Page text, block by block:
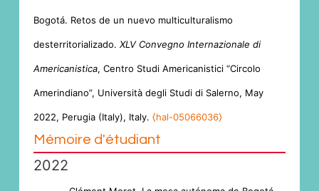
Bogotá. Retos de un nuevo multiculturalismo
desterritorializado. XLV Convegno Internazionale di
Americanistica, Centro Studi Americanistici “Circolo
Amerindiano”, Università degli Studi di Salerno, May
2022, Perugia (Italy), Italy. ⟨hal-05066036⟩
Mémoire d'étudiant
2022